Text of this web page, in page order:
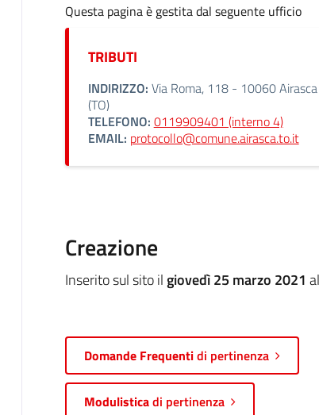
Questa pagina è gestita dal seguente ufficio
TRIBUTI
INDIRIZZO: Via Roma, 118 - 10060 Airasca
(TO)
TELEFONO: 0119909401 (interno 4)
EMAIL: protocollo@comune.airasca.to.it
Creazione
Inserito sul sito il giovedì 25 marzo 2021
Domande Frequentidi pertinenza
Modulisticadi pertinenza